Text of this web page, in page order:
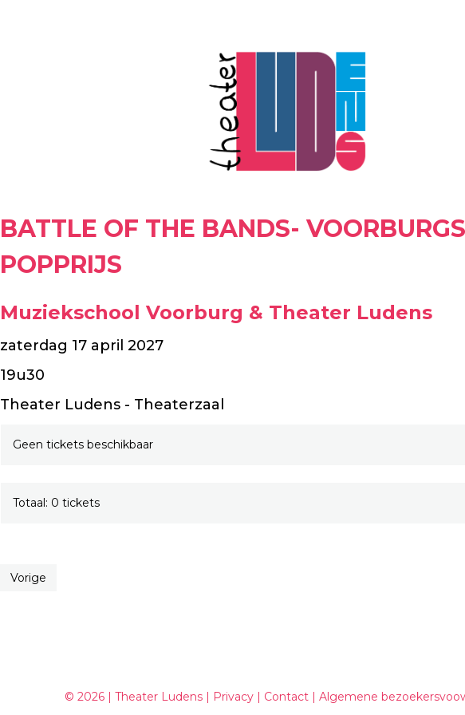
BATTLE OF THE BANDS-
POPPRIJS
Muziekschool Voorburg & Theater Ludens
zaterdag 17 april 2027
19u30
Theater Ludens - Theaterzaal
Geen tickets beschikbaar
Totaal: 0 tickets
Vorige
© 2026 | Theater Ludens | Privacy | Contact | Algemene